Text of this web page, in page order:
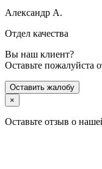
Александр А.
Отдел качества
Вы наш клиент?
Оставьте пожалуйста
Оставить жалобу
×
Оставьте отзыв о